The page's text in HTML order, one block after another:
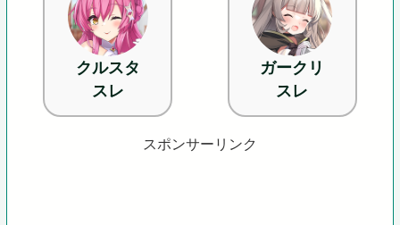
クルスタ
スレ
ガークリ
スレ
スポンサーリンク